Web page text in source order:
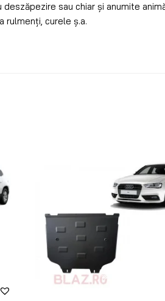
deszăpezire sau chiar și anumite
rulmenți, curele ș.a.